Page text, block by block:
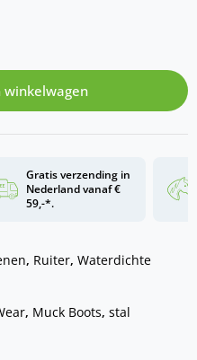
winkelwagen
Gratis verzending in
Nederland vanaf €
59,-*.
, Ruiter, Waterdichte
, Muck Boots, stal